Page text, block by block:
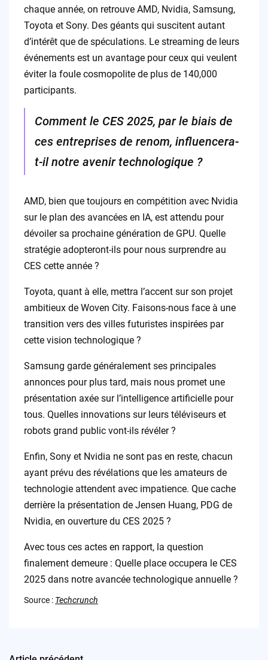
chaque année, on retrouve AMD, Nvidia, Samsung,
Toyota et Sony. Des géants qui suscitent autant
d’intérêt que de spéculations. Le streaming de leurs
événements est un avantage pour ceux qui veulent
éviter la foule cosmopolite de plus de 140,000
participants.
Comment le CES 2025, par le biais de
ces entreprises de renom, influencera-
t-il notre avenir technologique ?
AMD, bien que toujours en compétition avec Nvidia
sur le plan des avancées en IA, est attendu pour
dévoiler sa prochaine génération de GPU. Quelle
stratégie adopteront-ils pour nous surprendre au
CES cette année ?
Toyota, quant à elle, mettra l’accent sur son projet
ambitieux de Woven City. Faisons-nous face à une
transition vers des villes futuristes inspirées par
cette vision technologique ?
Samsung garde généralement ses principales
annonces pour plus tard, mais nous promet une
présentation axée sur l’intelligence artificielle pour
tous. Quelles innovations sur leurs téléviseurs et
robots grand public vont-ils révéler ?
Enfin, Sony et Nvidia ne sont pas en reste, chacun
ayant prévu des révélations que les amateurs de
technologie attendent avec impatience. Que cache
derrière la présentation de Jensen Huang, PDG de
Nvidia, en ouverture du CES 2025 ?
Avec tous ces actes en rapport, la question
finalement demeure : Quelle place occupera le CES
2025 dans notre avancée technologique annuelle ?
Source : Techcrunch